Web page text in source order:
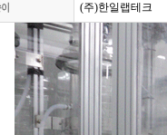
(주)한일랩테크